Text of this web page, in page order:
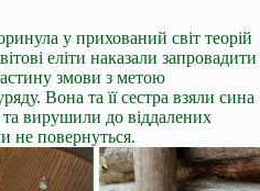
у прихований світ теорій
еліти наказали запровадити
змови з метою
Вона та її сестра взяли сина
вирушили до віддалених
не повернуться.